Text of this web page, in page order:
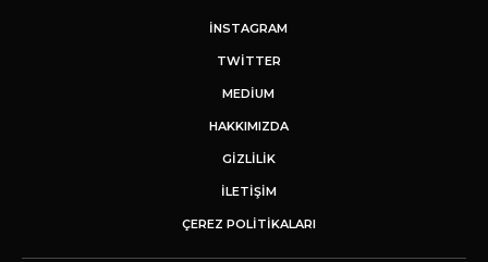
INSTAGRAM
TWITTER
MEDIUM
HAKKIMIZDA
GİZLİLİK
İLETIŞIM
ÇEREZ POLITIKALARI